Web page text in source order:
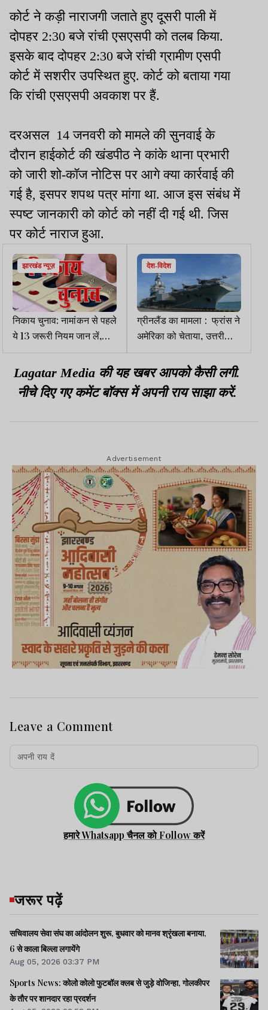
कोर्ट ने कड़ी नाराजगी जताते हुए दूसरी पाली में
दोपहर 2:30 बजे रांची एसएसपी को तलब किया.
इसके बाद दोपहर 2:30 बजे रांची ग्रामीण एसपी
कोर्ट में सशरीर उपस्थित हुए. कोर्ट को बताया गया
कि रांची एसएसपी अवकाश पर हैं.
दरअसल 14 जनवरी को मामले की सुनवाई के
दौरान हाईकोर्ट की खंडपीठ ने कांके थाना प्रभारी
को जारी शो-कॉज नोटिस पर आगे क्या कार्रवाई की
गई है, इसपर शपथ पत्र मांगा था. आज इस संबंध में
स्पष्ट जानकारी को कोर्ट को नहीं दी गई थी. जिस
पर कोर्ट नाराज हुआ.
झारखंड न्यूज़
निकाय चुनाव: नामांकन से पहले
ये 13 जरूरी नियम जान लें,
जरा सी लापरवाही से रद्द होगा
फॉर्म
देश-विदेश
ग्रीनलैंड का मामला : फ्रांस ने
अमेरिका को चेताया, उत्तरी
अटलांटिक महासागर में
एयरक्राफ्ट कैरियर चार्ल्स डी
गॉल भेजा
Lagatar Media की यह खबर आपको कैसी लगी.
नीचे दिए गए कमेंट बॉक्स में अपनी राय साझा करें.
Advertisement
Leave a Comment
हमारे Whatsapp चैनल को Follow करें
जरूर पढ़ें
सचिवालय सेवा संघ का आंदोलन शुरू, बुधवार को मानव श्रृंखला बनाया,
6 से काला बिल्ला लगायेंगे
Aug 05, 2026 03:37 PM
Sports News: कोलो कोलो फुटबॉल क्लब से जुड़े वोजिन्हा, गोलकीपर
के तौर पर शानदार रहा प्रदर्शन